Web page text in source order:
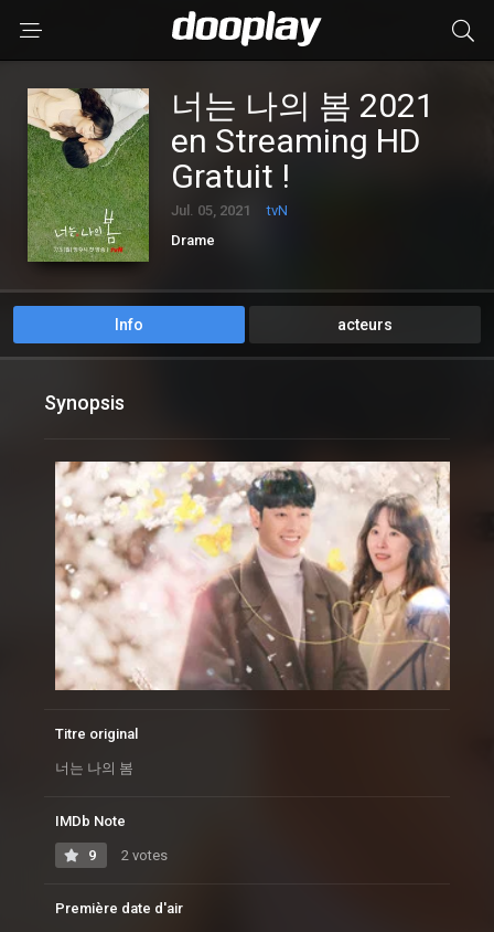
너는 나의 봄 2021
en Streaming HD
Gratuit !
Jul. 05, 2021
tvN
Drame
Info acteurs
Synopsis
Titre original
너는 나의 봄
IMDb Note
9 2 votes
Première date d'air